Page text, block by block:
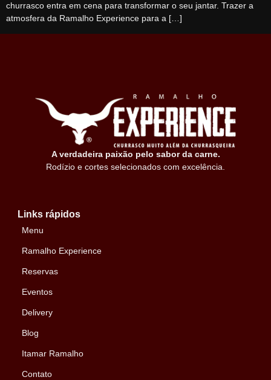
churrasco entra em cena para transformar o seu jantar. Trazer a
atmosfera da Ramalho Experience para a […]
A verdadeira paixão pelo sabor da carne.
Rodízio e cortes selecionados com excelência.
Links rápidos
Menu
Ramalho Experience
Reservas
Eventos
Delivery
Blog
Itamar Ramalho
Contato